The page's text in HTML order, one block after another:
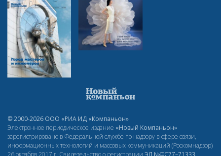
© 2000-2026 ООО «РИА ИД «Компаньон»
Электронное периодическое издание «Новый Компаньон»
зарегистрировано в Федеральной службе по надзору в сфере связи,
информационных технологий и массовых коммуникаций (Роскомнадзор)
26 октября 2017 г. Свидетельство о регистрации ЭЛ №ФС77–71333